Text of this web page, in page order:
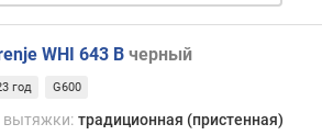
WHI 643 B черный
год G600
вытяжки: традиционная (пристенная)